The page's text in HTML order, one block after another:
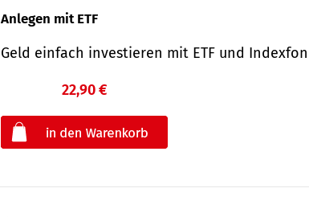
Anlegen mit ETF
Geld einfach investieren mit ETF und
22,90 €